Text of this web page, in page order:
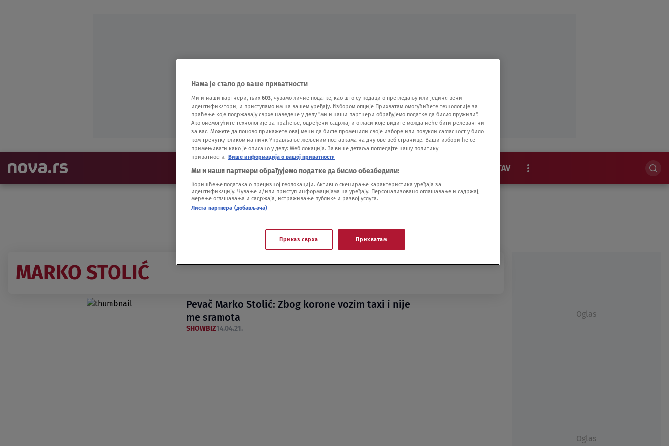
NAJNOVIJE VESTI SHOW SPORT VIDEO NOVA BAZA STAV
EKSKLUZIVNO
MARKO STOLIĆ
Pevač Marko Stolić: Zbog korone vozim taxi i nije
me sramota
SHOWBIZ14.04.21.
Oglas
Oglas
Нама је стало до ваше приватности
Ми и наши партнери, њих 603, чувамо личне податке, као што су подаци о прегледању или јединствени
идентификатори, и приступамо им на вашем уређају. Избором опције Прихватам омогућићете технологије за
праћење које подржавају сврхе наведене у делу "ми и наши партнери обрађујемо податке да бисмо пружили".
Ако онемогућите технологије за праћење, одређени садржај и огласи које видите можда неће бити релевантни
за вас. Можете да поново прикажете овај мени да бисте променили своје изборе или повукли сагласност у било
ком тренутку кликом на линк Управљање жељеним поставкама на дну ове веб странице. Ваши избори ће се
примењивати како је описано у делу: Wеб локација. За више детаља погледајте нашу политику
приватности. Више информација о вашој приватности
Ми и наши партнери обрађујемо податке да бисмо обезбедили:
Коришћење података о прецизној геолокацији. Активно скенирање карактеристика уређаја за
идентификацију. Чување и/или приступ информацијама на уређају. Персонализовано оглашавање и садржај,
мерење оглашавања и садржаја, истраживање публике и развој услуга.
Листа партнера (добављача)
Приказ сврха Прихватам